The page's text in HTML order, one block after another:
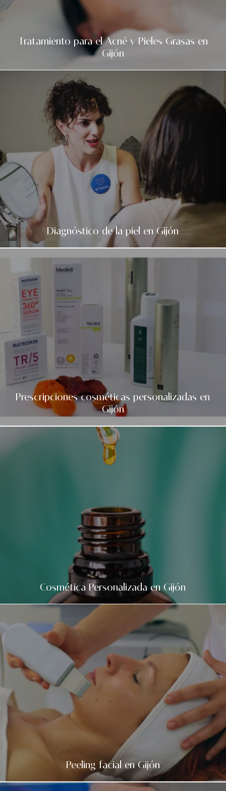
Tratamiento para el Acné y Pieles Grasas en
Gijón
Diagnóstico de la piel en Gijón
Prescripciones cosméticas personalizadas en
Gijón
Cosmética Personalizada en Gijón
Peeling facial en Gijón